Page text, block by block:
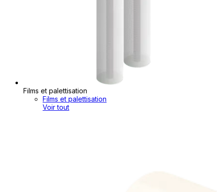
Films et palettisation
Films et palettisation
Voir tout